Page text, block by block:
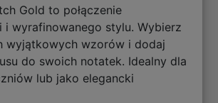
Gold to połączenie
i wyrafinowanego stylu. Wybierz
wyjątkowych wzorów i dodaj
do swoich notatek. Idealny dla
lub jako elegancki